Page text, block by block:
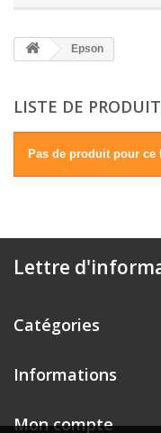
Epson
LISTE DE
Pas de produit pour ce
Lettre
Catégories
Informations
Mon compte